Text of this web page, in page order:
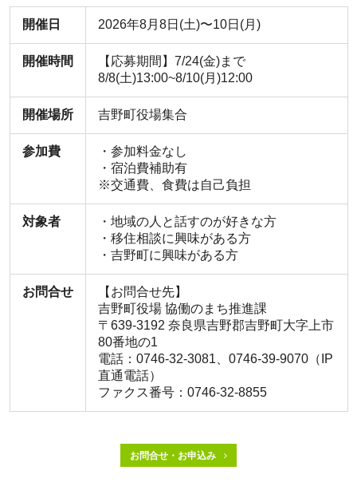
開催日 2026年8月8日(土)〜10日(月)
開催時間
【応募期間】7/24(金)まで
8/8(土)13:00~8/10(月)12:00
開催場所 吉野町役場集合
参加費
・参加料金なし
・宿泊費補助有
※交通費、食費は自己負担
対象者
・地域の人と話すのが好きな方
・移住相談に興味がある方
・吉野町に興味がある方
お問合せ
【お問合せ先】
吉野町役場 協働のまち推進課
〒639-3192 奈良県吉野郡吉野町大字上市
80番地の1
電話：0746-32-3081、0746-39-9070（IP
直通電話）
ファクス番号：0746-32-8855
お問合せ・お申込み